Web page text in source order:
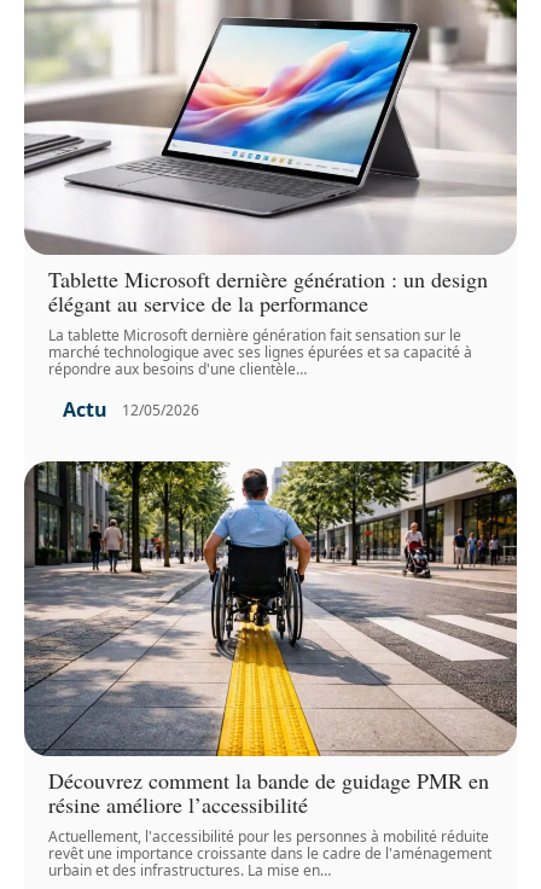
Tablette Microsoft dernière génération : un design
élégant au service de la performance
La tablette Microsoft dernière génération fait sensation sur le
marché technologique avec ses lignes épurées et sa capacité à
répondre aux besoins d'une clientèle…
Actu 12/05/2026
Découvrez comment la bande de guidage PMR en
résine améliore l’accessibilité
Actuellement, l'accessibilité pour les personnes à mobilité réduite
revêt une importance croissante dans le cadre de l'aménagement
urbain et des infrastructures. La mise en…